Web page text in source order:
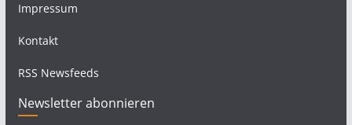
Impressum
Kontakt
RSS Newsfeeds
Newsletter abonnieren